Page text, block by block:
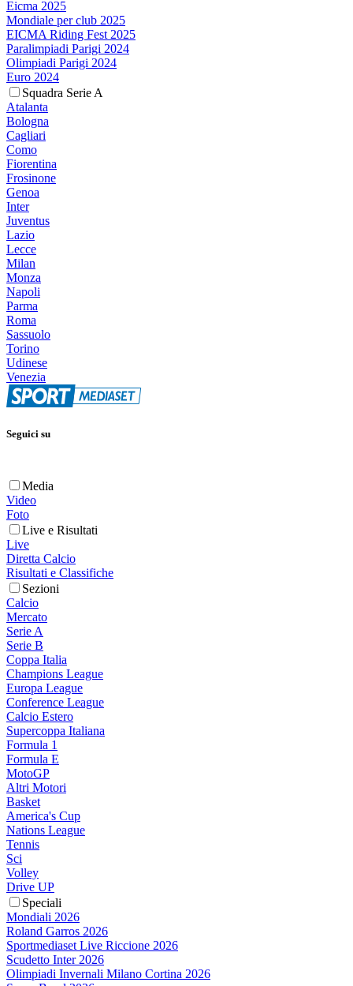
Eicma 2025
Mondiale per club 2025
EICMA Riding Fest 2025
Paralimpiadi Parigi 2024
Olimpiadi Parigi 2024
Euro 2024
Squadra Serie A
Atalanta
Bologna
Cagliari
Como
Fiorentina
Frosinone
Genoa
Inter
Juventus
Lazio
Lecce
Milan
Monza
Napoli
Parma
Roma
Sassuolo
Torino
Udinese
Venezia
Seguici su
Media
Video
Foto
Live e Risultati
Live
Diretta Calcio
Risultati e Classifiche
Sezioni
Calcio
Mercato
Serie A
Serie B
Coppa Italia
Champions League
Europa League
Conference League
Calcio Estero
Supercoppa Italiana
Formula 1
Formula E
MotoGP
Altri Motori
Basket
America's Cup
Nations League
Tennis
Sci
Volley
Drive UP
Speciali
Mondiali 2026
Roland Garros 2026
Sportmediaset Live Riccione 2026
Scudetto Inter 2026
Olimpiadi Invernali Milano Cortina 2026